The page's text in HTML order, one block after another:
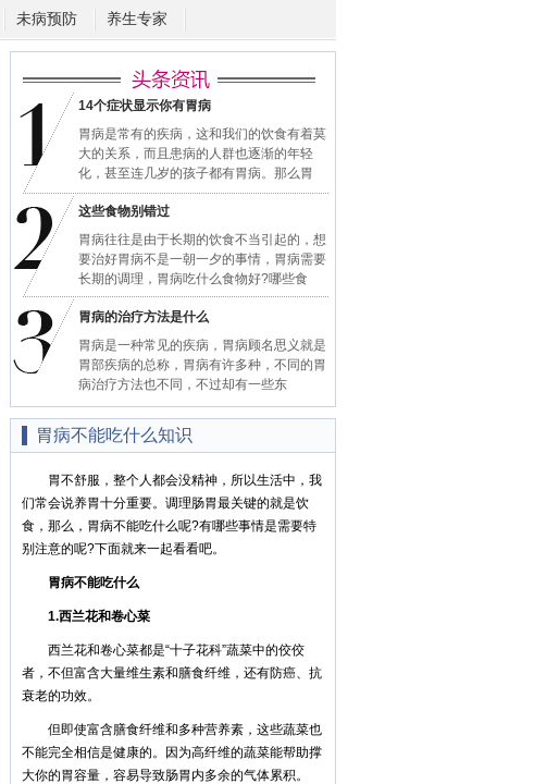
未病预防 养生专家
14个症状显示你有胃病
胃病是常有的疾病，这和我们的饮食有着莫
大的关系，而且患病的人群也逐渐的年轻
化，甚至连几岁的孩子都有胃病。那么胃
这些食物别错过
胃病往往是由于长期的饮食不当引起的，想
要治好胃病不是一朝一夕的事情，胃病需要
长期的调理，胃病吃什么食物好?哪些食
胃病的治疗方法是什么
胃病是一种常见的疾病，胃病顾名思义就是
胃部疾病的总称，胃病有许多种，不同的胃
病治疗方法也不同，不过却有一些东
胃病不能吃什么知识
胃不舒服，整个人都会没精神，所以生活中，我
们常会说养胃十分重要。调理肠胃最关键的就是饮
食，那么，胃病不能吃什么呢?有哪些事情是需要特
别注意的呢?下面就来一起看看吧。
胃病不能吃什么
1.西兰花和卷心菜
西兰花和卷心菜都是“十子花科”蔬菜中的佼佼
者，不但富含大量维生素和膳食纤维，还有防癌、抗
衰老的功效。
但即使富含膳食纤维和多种营养素，这些蔬菜也
不能完全相信是健康的。因为高纤维的蔬菜能帮助撑
大你的胃容量，容易导致肠胃内多余的气体累积。